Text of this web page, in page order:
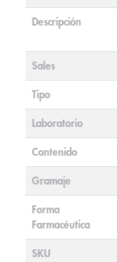
Descripción
Sales
Tipo
Laboratorio
Contenido
Gramaje
Forma
Farmacéutica
SKU